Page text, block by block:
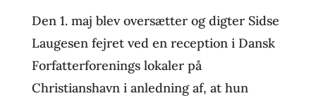
Den 1. maj blev oversætter og digter Sidse
Laugesen fejret ved en reception i Dansk
Forfatterforenings lokaler på
Christianshavn i anledning af, at hun